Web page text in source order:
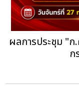
ผลการประชุม "
ก